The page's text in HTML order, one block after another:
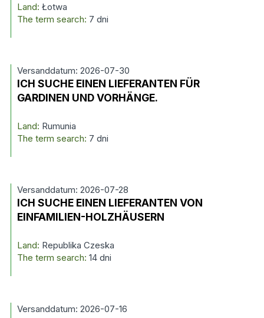
Land: Łotwa
The term search: 7 dni
Versanddatum: 2026-07-30
ICH SUCHE EINEN LIEFERANTEN FÜR
GARDINEN UND VORHÄNGE.
Land: Rumunia
The term search: 7 dni
Versanddatum: 2026-07-28
ICH SUCHE EINEN LIEFERANTEN VON
EINFAMILIEN-HOLZHÄUSERN
Land: Republika Czeska
The term search: 14 dni
Versanddatum: 2026-07-16